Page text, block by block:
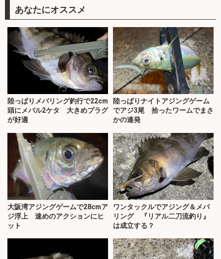
あなたにオススメ
陸っぱりメバリング釣行で22cm
頭にメバル2ケタ 大きめプラグ
が好適
陸っぱりナイトアジングゲーム
でアジ3尾 拾ったワームでまさ
かの連発
大阪湾アジングゲームで28cmア
ジ浮上 速めのアクションにヒ
ット
ワンタックルでアジング＆メバ
リング 『リアル二刀流釣り』
は成立する？